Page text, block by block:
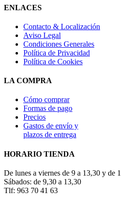
ENLACES
Contacto & Localización
Aviso Legal
Condiciones Generales
Política de Privacidad
Política de Cookies
LA COMPRA
Cómo comprar
Formas de pago
Precios
Gastos de envío y
plazos de entrega
HORARIO TIENDA
De lunes a viernes de 9 a 13,30 y de
Sábados: de 9,30 a 13,30
Tlf: 963 70 41 63